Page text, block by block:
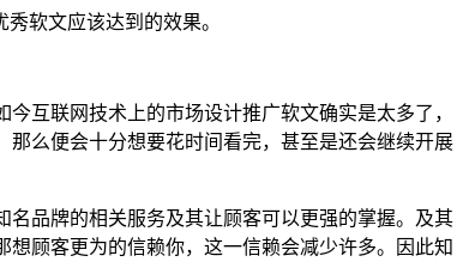
软文应该达到的效果。
互联网技术上的市场设计推广软文确实是太多了，
么便会十分想要花时间看完，甚至是还会继续开展
品牌的相关服务及其让顾客可以更强的掌握。及其
顾客更为的信赖你，这一信赖会减少许多。因此知